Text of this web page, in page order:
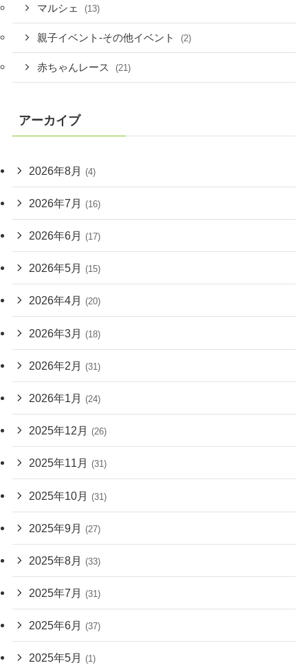
マルシェ (13)
親子イベント-その他イベント (2)
赤ちゃんレース (21)
アーカイブ
2026年8月 (4)
2026年7月 (16)
2026年6月 (17)
2026年5月 (15)
2026年4月 (20)
2026年3月 (18)
2026年2月 (31)
2026年1月 (24)
2025年12月 (26)
2025年11月 (31)
2025年10月 (31)
2025年9月 (27)
2025年8月 (33)
2025年7月 (31)
2025年6月 (37)
2025年5月 (1)